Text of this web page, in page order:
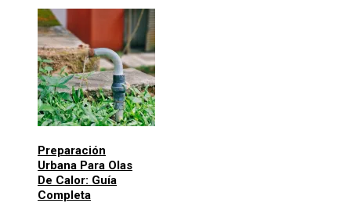
Preparación
Urbana Para Olas
De Calor: Guía
Completa